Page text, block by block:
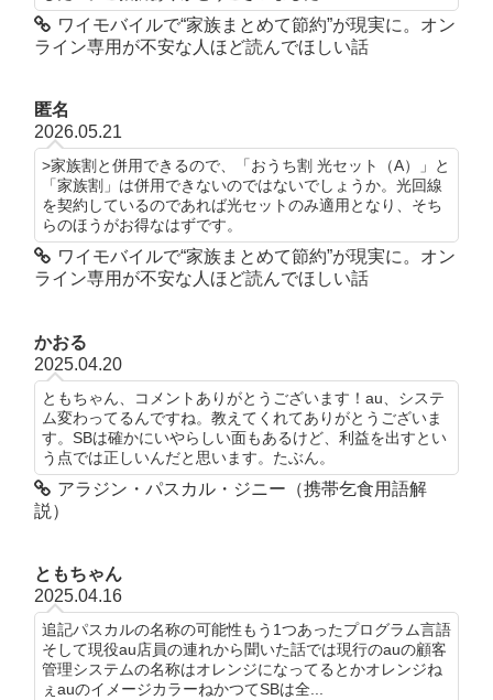
ワイモバイルで“家族まとめて節約”が現実に。オン
ライン専用が不安な人ほど読んでほしい話
匿名
2026.05.21
>家族割と併用できるので、「おうち割 光セット（A）」と
「家族割」は併用できないのではないでしょうか。光回線
を契約しているのであれば光セットのみ適用となり、そち
らのほうがお得なはずです。
ワイモバイルで“家族まとめて節約”が現実に。オン
ライン専用が不安な人ほど読んでほしい話
かおる
2025.04.20
ともちゃん、コメントありがとうございます！au、システ
ム変わってるんですね。教えてくれてありがとうございま
す。SBは確かにいやらしい面もあるけど、利益を出すとい
う点では正しいんだと思います。たぶん。
アラジン・パスカル・ジニー（携帯乞食用語解
説）
ともちゃん
2025.04.16
追記パスカルの名称の可能性もう1つあったプログラム言語
そして現役au店員の連れから聞いた話では現行のauの顧客
管理システムの名称はオレンジになってるとかオレンジね
ぇauのイメージカラーねかつてSBは全...